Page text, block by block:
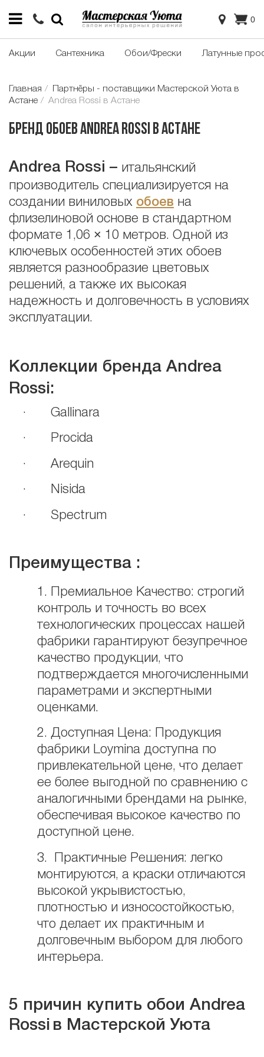
0
Акции Сантехника Обои/Фрески Латунные
Главная
Партнёры - поставщики Мастерской Уюта в
Астане
Andrea Rossi в Астане
Бренд обоев Andrea Rossi в Астане
Andrea Rossi – итальянский
производитель специализируется на
создании виниловых обоев на
флизелиновой основе в стандартном
формате 1,06 × 10 метров. Одной из
ключевых особенностей этих обоев
является разнообразие цветовых
решений, а также их высокая
надежность и долговечность в условиях
эксплуатации.
Коллекции бренда Andrea
Rossi:
· Gallinara
· Procida
· Arequin
· Nisida
· Spectrum
Преимущества :
1. Премиальное Качество: строгий
контроль и точность во всех
технологических процессах нашей
фабрики гарантируют безупречное
качество продукции, что
подтверждается многочисленными
параметрами и экспертными
оценками.
2. Доступная Цена: Продукция
фабрики Loymina доступна по
привлекательной цене, что делает
ее более выгодной по сравнению с
аналогичными брендами на рынке,
обеспечивая высокое качество по
доступной цене.
3. Практичные Решения: легко
монтируются, а краски отличаются
высокой укрывистостью,
плотностью и износостойкостью,
что делает их практичным и
долговечным выбором для любого
интерьера.
5 причин купить обои Andrea
Rossi в Мастерской Уюта